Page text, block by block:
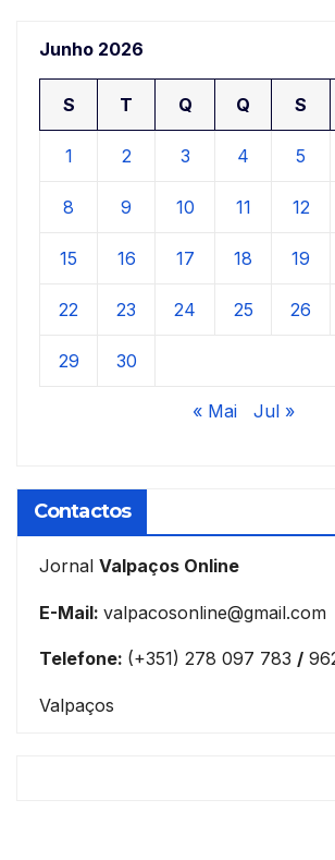
Junho 2026
S T Q Q S
1 2 3 4 5
8 9 10 11 12
15 16 17 18 19
22 23 24 25 26
29 30
« Mai Jul »
Contactos
Jornal Valpaços Online
E-Mail: valpacosonline@gmail.com
Telefone: (+351) 278 097 783 /
Valpaços